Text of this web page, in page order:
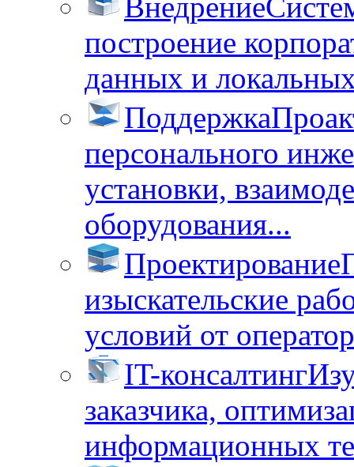
построение
данных и
Поддержка
персонального
установки,
оборудования...
Проектирование
изыскательские
условий от
IT-консалтинг
заказчика,
информационных